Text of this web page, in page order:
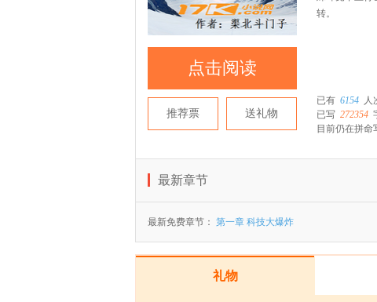
点击阅读
推荐票 送礼物
转。
已有 6154 人
已写 272354
目前仍在拼命
最新章节
最新免费章节： 第一章 科技大爆炸
礼物